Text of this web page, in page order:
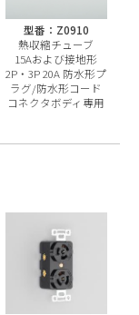
型番：Z0910
熱収縮チューブ
15Aおよび接地形
2P・3P 20A 防水形プ
ラグ/防水形コード
コネクタボディ専用